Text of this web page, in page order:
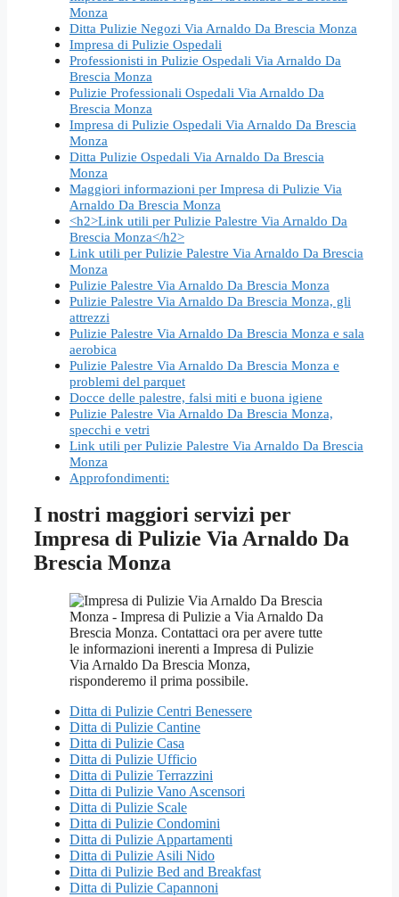
Monza
Ditta Pulizie Negozi Via Arnaldo Da Brescia Monza
Impresa di Pulizie Ospedali
Professionisti in Pulizie Ospedali Via Arnaldo Da
Brescia Monza
Pulizie Professionali Ospedali Via Arnaldo Da
Brescia Monza
Impresa di Pulizie Ospedali Via Arnaldo Da Brescia
Monza
Ditta Pulizie Ospedali Via Arnaldo Da Brescia
Monza
Maggiori informazioni per Impresa di Pulizie Via
Arnaldo Da Brescia Monza
<h2>Link utili per Pulizie Palestre Via Arnaldo Da
Brescia Monza</h2>
Link utili per Pulizie Palestre Via Arnaldo Da Brescia
Monza
Pulizie Palestre Via Arnaldo Da Brescia Monza
Pulizie Palestre Via Arnaldo Da Brescia Monza, gli
attrezzi
Pulizie Palestre Via Arnaldo Da Brescia Monza e sala
aerobica
Pulizie Palestre Via Arnaldo Da Brescia Monza e
problemi del parquet
Docce delle palestre, falsi miti e buona igiene
Pulizie Palestre Via Arnaldo Da Brescia Monza,
specchi e vetri
Link utili per Pulizie Palestre Via Arnaldo Da Brescia
Monza
Approfondimenti:
I nostri maggiori servizi per
Impresa di Pulizie Via Arnaldo Da
Brescia Monza
Ditta di Pulizie Centri Benessere
Ditta di Pulizie Cantine
Ditta di Pulizie Casa
Ditta di Pulizie Ufficio
Ditta di Pulizie Terrazzini
Ditta di Pulizie Vano Ascensori
Ditta di Pulizie Scale
Ditta di Pulizie Condomini
Ditta di Pulizie Appartamenti
Ditta di Pulizie Asili Nido
Ditta di Pulizie Bed and Breakfast
Ditta di Pulizie Capannoni